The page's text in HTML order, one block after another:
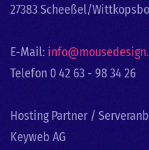
27383 Scheeßel/
E-Mail:
Telefon 0 42 63 - 98 34 26
Hosting Partner /
Keyweb AG